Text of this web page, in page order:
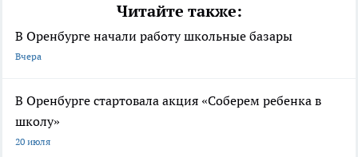
Читайте также:
В Оренбурге начали работу школьные базары
Вчера
В Оренбурге стартовала акция «Соберем ребенка в
школу»
20 июля